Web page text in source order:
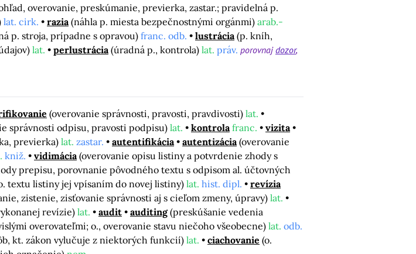
overovanie, preskúmanie, previerka, zastar.; pravidelná p.
lat. cirk. razia (náhla p. miesta bezpečnostnými orgánmi) arab.-
p. stroja, prípadne s opravou)franc. odb. lustrácia (p. kníh,
lat. perlustrácia (úradná p., kontrola) lat. práv. porovnajdozor
(overovanie správnosti, pravosti, pravdivosti) lat.
správnosti odpisu, pravosti podpisu) lat. kontrola franc.
vizita
previerka) lat. zastar. autentifikácia autentizácia (overovanie
kniž. vidimácia (overovanie opisu listiny a potvrdenie zhody s
prepisu, porovnanie pôvodného textu s odpisom al. účtovných
textu listiny jej vpísaním do novej listiny) lat. hist. dipl.
revízia
zistenie, zisťovanie správnosti aj s cieľom zmeny, úpravy)lat.
revízie) lat. audit auditing (preskúšanie vedenia
overovateľmi; o., overovanie stavu niečoho všeobecne) lat. odb.
kt. zákon vylučuje z niektorých funkcií) lat. ciachovanie (o.